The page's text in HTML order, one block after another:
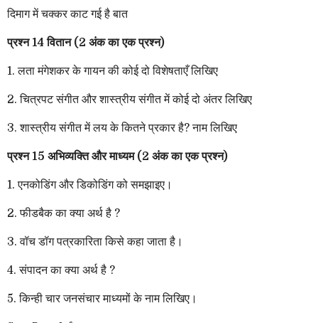
दिमाग में चक्कर काट गई है बात
प्रश्न 14 वितान (2 अंक का एक प्रश्न)
1. लता मंगेशकर के गायन की कोई दो विशेषताएँ लिखिए
2. चित्रपट संगीत और शास्त्रीय संगीत में कोई दो अंतर लिखिए
3. शास्त्रीय संगीत में लय के कितने प्रकार है? नाम लिखिए
प्रश्न 15 अभिव्यक्ति और माध्यम (2 अंक का एक प्रश्न)
1. एनकोडिंग और डिकोडिंग को समझाइए।
2. फीडबैक का क्या अर्थ है ?
3. वॉच डॉग पत्रकारिता किसे कहा जाता है।
4. संपादन का क्या अर्थ है ?
5. किन्ही चार जनसंचार माध्यमों के नाम लिखिए।